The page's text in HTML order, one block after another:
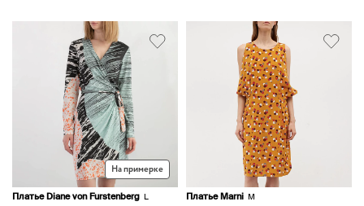
На примерке
Платье Diane von Furstenberg L Платье Marni M